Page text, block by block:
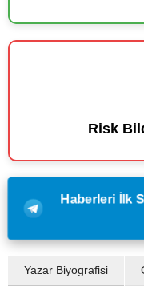
Risk
Haberleri İlk
Yazar Biyografisi